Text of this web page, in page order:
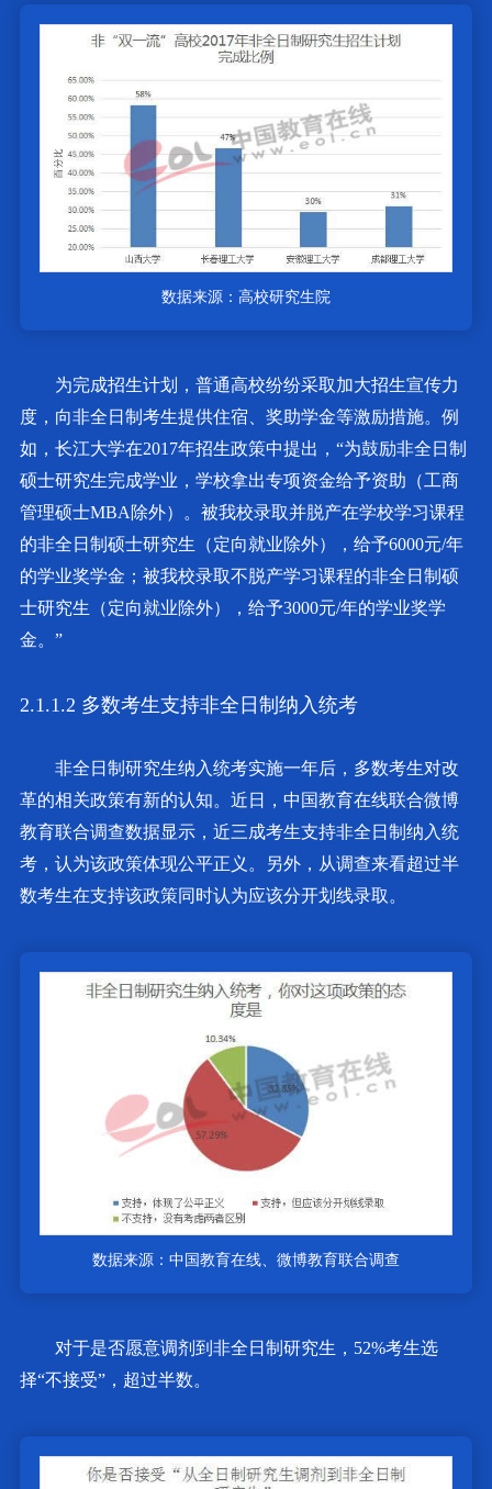
数据来源：高校研究生院
为完成招生计划，普通高校纷纷采取加大招生宣传力
度，向非全日制考生提供住宿、奖助学金等激励措施。例
如，长江大学在2017年招生政策中提出，“为鼓励非全日制
硕士研究生完成学业，学校拿出专项资金给予资助（工商
管理硕士MBA除外）。被我校录取并脱产在学校学习课程
的非全日制硕士研究生（定向就业除外），给予6000元/年
的学业奖学金；被我校录取不脱产学习课程的非全日制硕
士研究生（定向就业除外），给予3000元/年的学业奖学
金。”
2.1.1.2 多数考生支持非全日制纳入统考
非全日制研究生纳入统考实施一年后，多数考生对改
革的相关政策有新的认知。近日，中国教育在线联合微博
教育联合调查数据显示，近三成考生支持非全日制纳入统
考，认为该政策体现公平正义。另外，从调查来看超过半
数考生在支持该政策同时认为应该分开划线录取。
数据来源：中国教育在线、微博教育联合调查
对于是否愿意调剂到非全日制研究生，52%考生选
择“不接受”，超过半数。